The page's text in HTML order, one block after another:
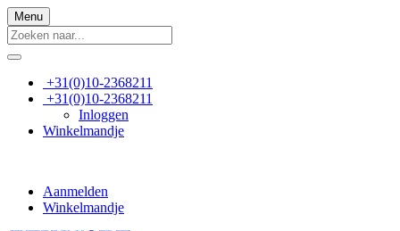
Menu
+31(0)10-2368211
+31(0)10-2368211
Inloggen
Winkelmandje
Aanmelden
Winkelmandje